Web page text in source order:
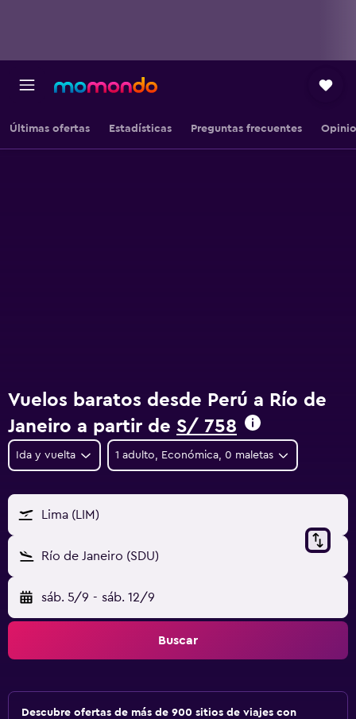
Últimas ofertas Estadísticas Preguntas frecuentes
Vuelos baratos desde Perú a Río de
Janeiro a partir de S/ 758
Ida y vuelta 1 adulto, Económica, 0 maletas
Lima (LIM)
Río de Janeiro (SDU)
sáb. 5/9 - sáb. 12/9
Buscar
Descubre ofertas de más de 900 sitios de viajes con